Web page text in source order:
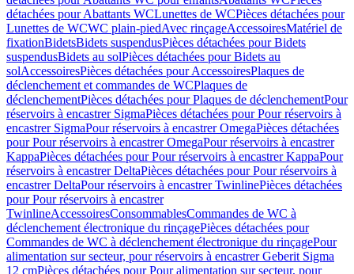
détachées pour Abattants WCLunettes de WCPièces détachées pour
Lunettes de WCWC plain-piedAvec rinçageAccessoiresMatériel de
fixationBidetsBidets suspendusPièces détachées pour Bidets
suspendusBidets au solPièces détachées pour Bidets au
solAccessoiresPièces détachées pour AccessoiresPlaques de
déclenchement et commandes de WCPlaques de
déclenchementPièces détachées pour Plaques de déclenchementPour
réservoirs à encastrer SigmaPièces détachées pour Pour réservoirs à
encastrer SigmaPour réservoirs à encastrer OmegaPièces détachées
pour Pour réservoirs à encastrer OmegaPour réservoirs à encastrer
KappaPièces détachées pour Pour réservoirs à encastrer KappaPour
réservoirs à encastrer DeltaPièces détachées pour Pour réservoirs à
encastrer DeltaPour réservoirs à encastrer TwinlinePièces détachées
pour Pour réservoirs à encastrer
TwinlineAccessoiresConsommablesCommandes de WC à
déclenchement électronique du rinçagePièces détachées pour
Commandes de WC à déclenchement électronique du rinçagePour
alimentation sur secteur, pour réservoirs à encastrer Geberit Sigma
12 cmPièces détachées pour Pour alimentation sur secteur, pour